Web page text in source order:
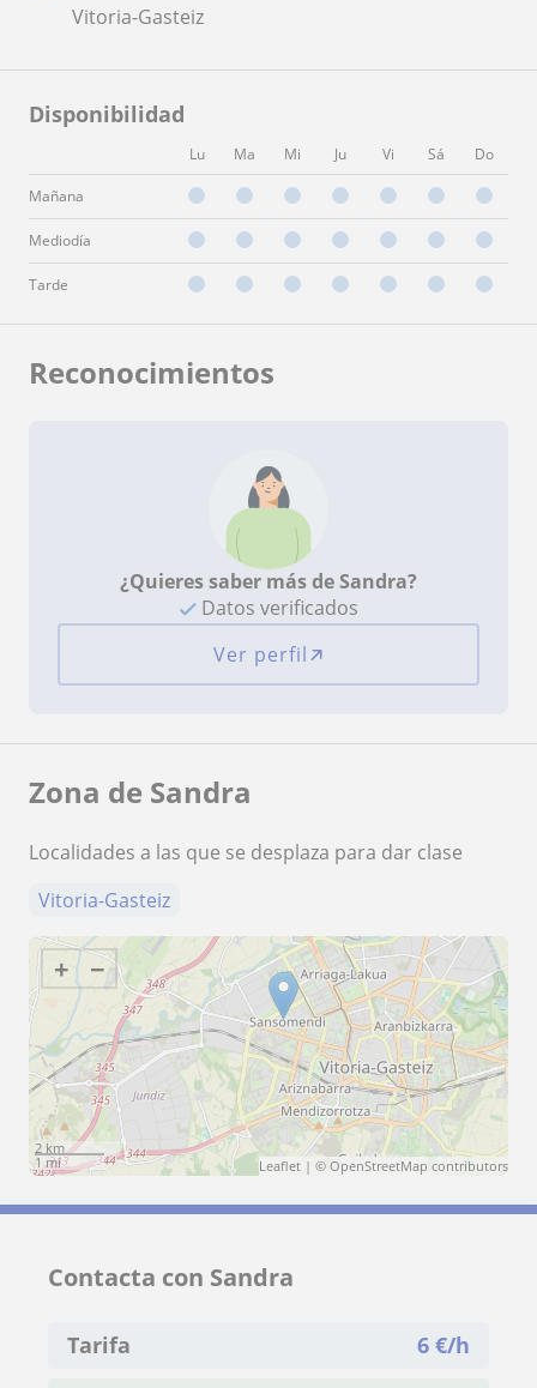
Vitoria-Gasteiz
Disponibilidad
Lu Ma Mi Ju Vi Sá Do
Mañana
Mediodía
Tarde
Reconocimientos
¿Quieres saber más de Sandra?
Datos verificados
Ver perfil
Zona de Sandra
Localidades a las que se desplaza para dar clase
Vitoria-Gasteiz
+ −
2 km
1 mi
Leaflet | © OpenStreetMap contributors
Contacta con Sandra
Tarifa 6 €/h